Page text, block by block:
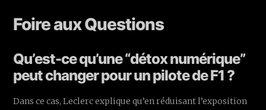
Foire aux Questions
Qu’est-ce qu’une “détox numérique”
peut changer pour un pilote de F1 ?
Dans ce cas, Leclerc explique qu’en réduisant l’exposition